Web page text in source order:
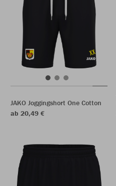
JAKO Joggingshort One Cotton
ab 20,49 €